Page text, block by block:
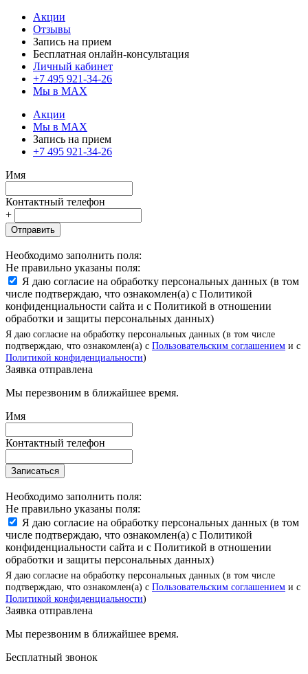
Акции
Отзывы
Запись на прием
Бесплатная онлайн-консультация
Личный кабинет
+7 495 921-34-26
Мы в MAX
Акции
Мы в MAX
Запись на прием
+7 495 921-34-26
Имя
Контактный телефон
+
Отправить
Необходимо заполнить поля:
Не правильно указаны поля:
Я даю согласие на обработку персональных данных (в том
числе подтверждаю, что ознакомлен(а) с Политикой
конфиденциальности сайта и с Политикой в отношении
обработки и защиты персональных данных)
Я даю согласие на обработку персональных данных (в том числе
подтверждаю, что ознакомлен(а) с Пользовательским соглашением и с
Политикой конфиденциальности)
Заявка отправлена
Мы перезвоним в ближайшее время.
Имя
Контактный телефон
Записаться
Необходимо заполнить поля:
Не правильно указаны поля:
Я даю согласие на обработку персональных данных (в том
числе подтверждаю, что ознакомлен(а) с Политикой
конфиденциальности сайта и с Политикой в отношении
обработки и защиты персональных данных)
Я даю согласие на обработку персональных данных (в том числе
подтверждаю, что ознакомлен(а) с Пользовательским соглашением и с
Политикой конфиденциальности)
Заявка отправлена
Мы перезвоним в ближайшее время.
Бесплатный звонок